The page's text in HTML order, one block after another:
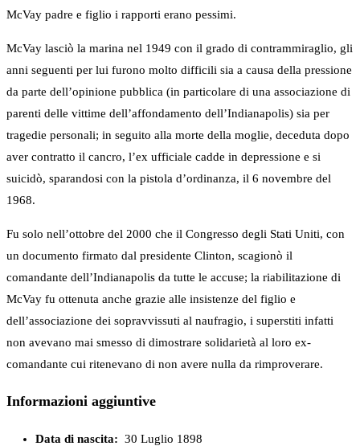
McVay padre e figlio i rapporti erano pessimi.
McVay lasciò la marina nel 1949 con il grado di contrammiraglio, gli
anni seguenti per lui furono molto difficili sia a causa della pressione
da parte dell’opinione pubblica (in particolare di una associazione di
parenti delle vittime dell’affondamento dell’Indianapolis) sia per
tragedie personali; in seguito alla morte della moglie, deceduta dopo
aver contratto il cancro, l’ex ufficiale cadde in depressione e si
suicidò, sparandosi con la pistola d’ordinanza, il 6 novembre del
1968.
Fu solo nell’ottobre del 2000 che il Congresso degli Stati Uniti, con
un documento firmato dal presidente Clinton, scagionò il
comandante dell’Indianapolis da tutte le accuse; la riabilitazione di
McVay fu ottenuta anche grazie alle insistenze del figlio e
dell’associazione dei sopravvissuti al naufragio, i superstiti infatti
non avevano mai smesso di dimostrare solidarietà al loro ex-
comandante cui ritenevano di non avere nulla da rimproverare.
Informazioni aggiuntive
Data di nascita: 30 Luglio 1898